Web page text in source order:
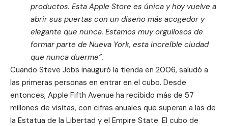
productos. Esta Apple Store es única y hoy vuelve a
abrir sus puertas con un diseño más acogedor y
elegante que nunca. Estamos muy orgullosos de
formar parte de Nueva York, esta increíble ciudad
que nunca duerme”.
Cuando Steve Jobs inauguró la tienda en 2006, saludó a
las primeras personas en entrar en el cubo. Desde
entonces, Apple Fifth Avenue ha recibido más de 57
millones de visitas, con cifras anuales que superan a las de
la Estatua de la Libertad y el Empire State. El cubo de